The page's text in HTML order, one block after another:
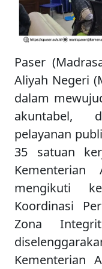
Paser
Aliyah Negeri
dalam
akuntabel,
pelayanan
35 satuan
mengikuti
Koordinasi
Zona
Kementerian